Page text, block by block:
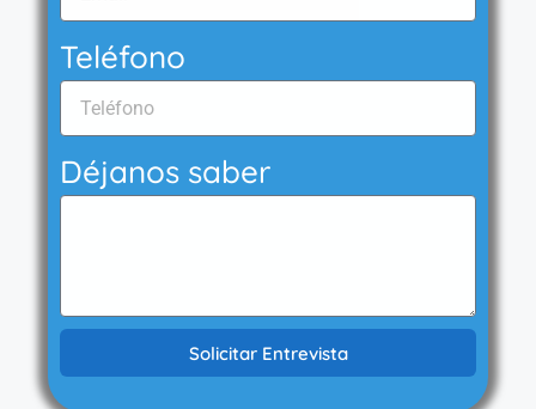
Teléfono
Déjanos saber
Solicitar Entrevista